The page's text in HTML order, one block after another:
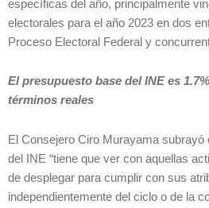
específicas del año, principalmente
electorales para el año 2023 en dos
Proceso Electoral Federal y
El presupuesto base del INE es
términos reales
El Consejero Ciro Murayama subrayó
del INE “tiene que ver con aquellas
de desplegar para cumplir con sus
independientemente del ciclo o de la